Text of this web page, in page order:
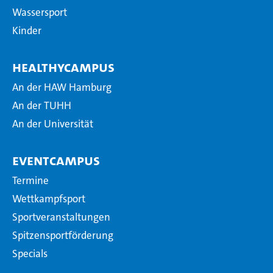
Wassersport
Kinder
HealthyCampus
An der HAW Hamburg
An der TUHH
An der Universität
EventCampus
Termine
Wettkampfsport
Sportveranstaltungen
Spitzensportförderung
Specials